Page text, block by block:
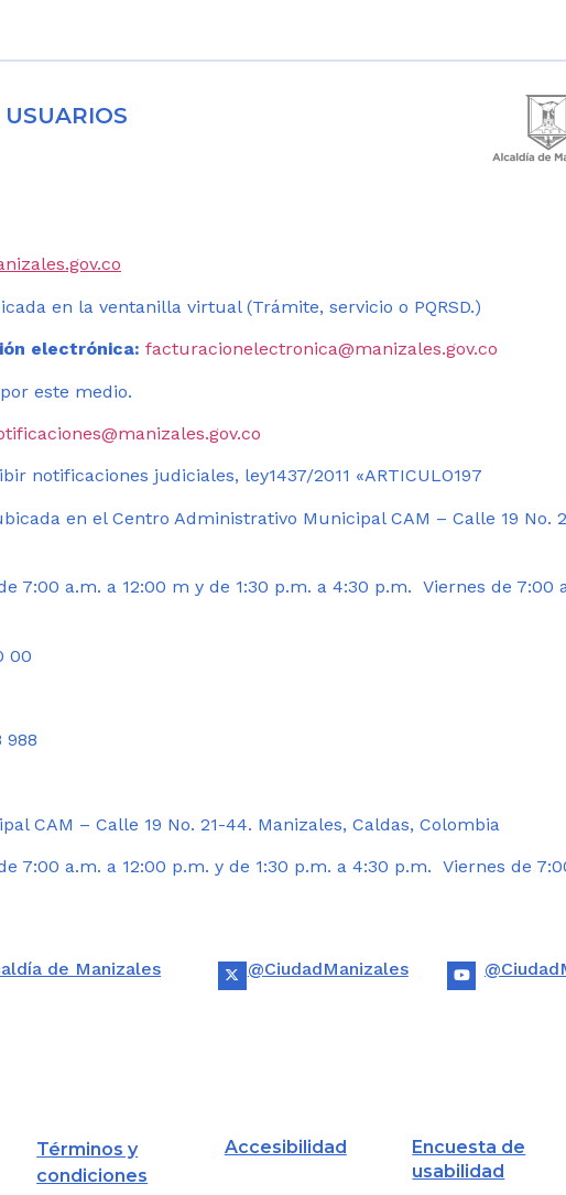
en la ventanilla virtual (Trámite, servicio o PQRSD.)
electrónica: facturacionelectronica@manizales.gov.co
este medio.
notificaciones judiciales, ley1437/2011 «ARTICULO197
en el Centro Administrativo Municipal CAM – Calle 19 No.
7:00 a.m. a 12:00 m y de 1:30 p.m. a 4:30 p.m. Viernes de 7:00
00
988
CAM – Calle 19 No. 21-44. Manizales, Caldas, Colombia
7:00 a.m. a 12:00 p.m. y de 1:30 p.m. a 4:30 p.m. Viernes de
de Manizales @CiudadManizales
Términos y
condiciones
Accesibilidad
Encuesta de
usabilidad